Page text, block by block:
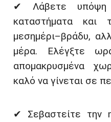
✔ Λάβετε
καταστήματα και
μεσημέρι–βράδυ,
μέρα. Ελέγξτε
απομακρυσμένα
καλό να γίνεται σε
✔ Σεβαστείτε την